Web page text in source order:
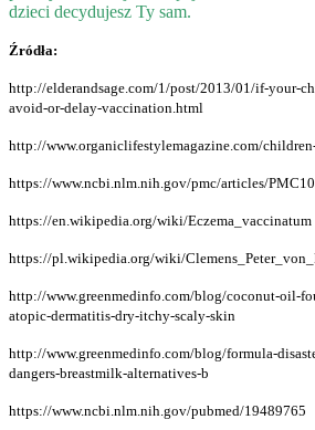
dzieci decydujesz Ty sam.
Źródła:
http://elderandsage.com/1/post/2013/01/if-your-
avoid-or-delay-vaccination.html
http://www.organiclifestylemagazine.com/
https://www.ncbi.nlm.nih.gov/pmc/articles/
https://en.wikipedia.org/wiki/Eczema_vaccinatum
https://pl.wikipedia.org/wiki/
http://www.greenmedinfo.com/blog/coconut-oil-
atopic-dermatitis-dry-itchy-scaly-skin
http://www.greenmedinfo.com/blog/formula-
dangers-breastmilk-alternatives-b
https://www.ncbi.nlm.nih.gov/pubmed/19489765